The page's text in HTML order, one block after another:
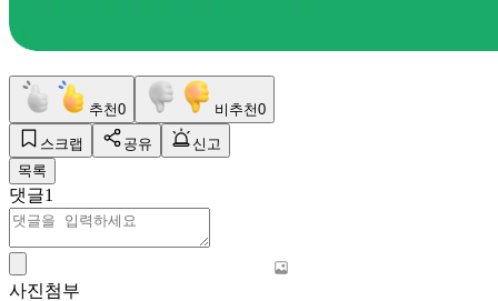
추천0 비추천0
스크랩 공유
신고
목록
댓글1
사진첨부